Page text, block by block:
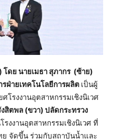
ดย นายเมธา สุภากร (ซ้าย)
ฝ่ายเทคโนโลยีการผลิต เป็นผู้
โรงงานอุตสาหกรรมเชิงนิเวศ
สิตพล (ขวา) ปลัดกระทรวง
งงานอุตสาหกรรมเชิงนิเวศ ที่
ย จัดขึ้น ร่วมกับสถาบันน้ำและ